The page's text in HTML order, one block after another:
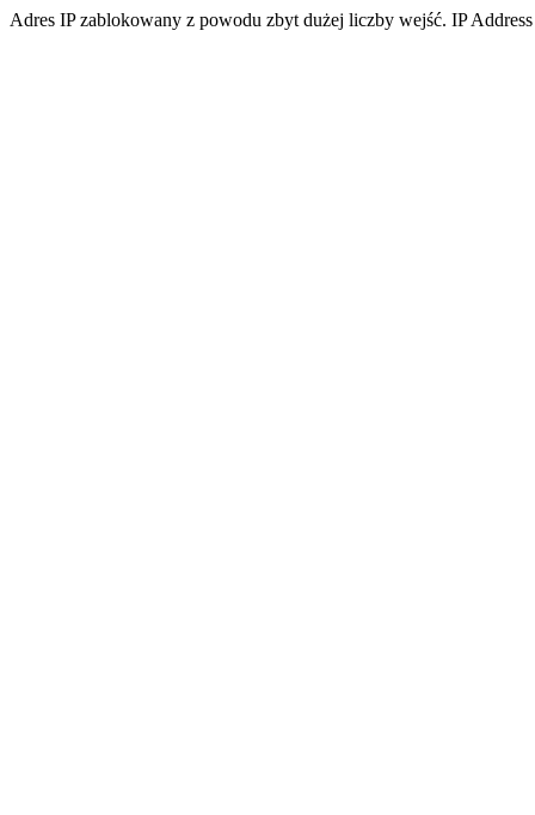
Adres IP zablokowany z powodu zbyt dużej liczby wejść. IP